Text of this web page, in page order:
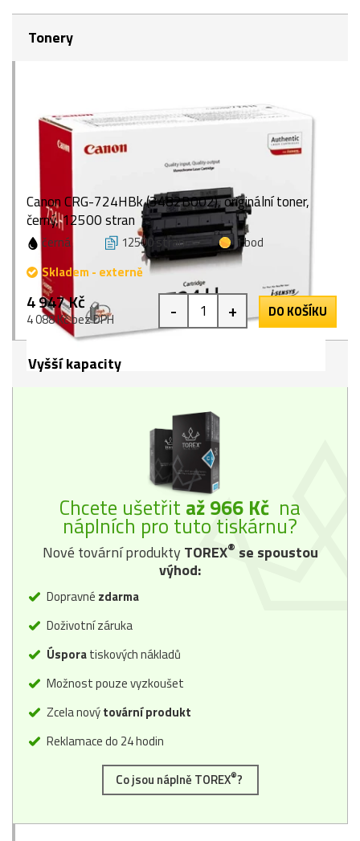
Tonery
Canon CRG-724HBk (3482B002), originální toner,
černý, 12500 stran
černá 12500 stran
1 bod
Skladem - externě
4 947 Kč
4 088 Kč bez DPH - + DO KOŠÍKU
Vyšší kapacity
Chcete ušetřit až 966 Kč na
náplních pro tuto tiskárnu?
Nové tovární produktyTOREX® se spoustou
výhod:
Dopravné zdarma
Doživotní záruka
Úsporatiskových nákladů
Možnost pouze vyzkoušet
Zcela novýtovární produkt
Reklamace do 24 hodin
Co jsou náplně TOREX®?